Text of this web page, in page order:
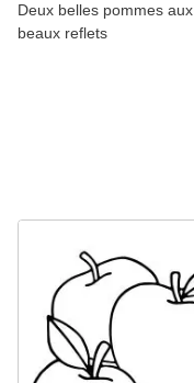
Deux belles pommes aux
beaux reflets